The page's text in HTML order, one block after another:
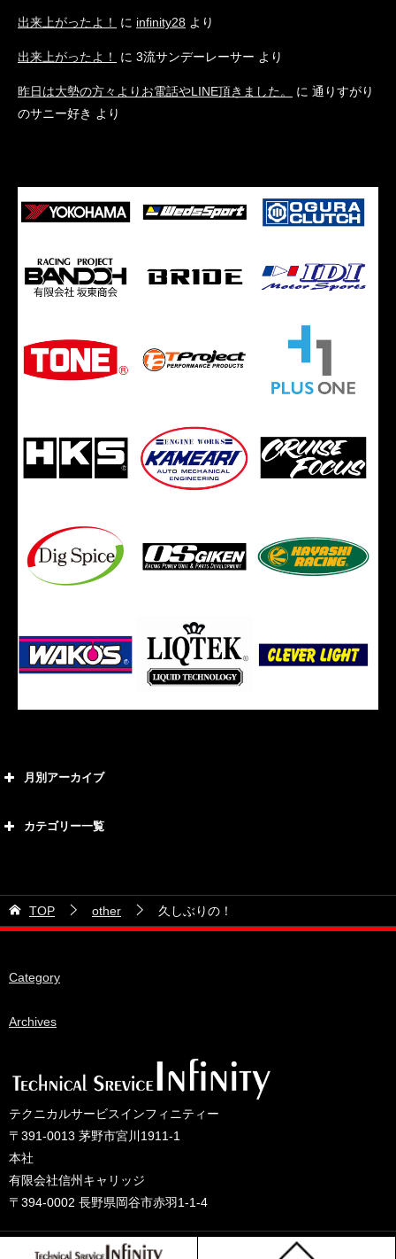
出来上がったよ！ に infinity28 より
出来上がったよ！ に 3流サンデーレーサー より
昨日は大勢の方々よりお電話やLINE頂きました。 に 通りすがり
のサニー好き より
月別アーカイブ
2026年5月
2026年4月
2026年2月
2025年11月
2025年9月
2025年7月
2025年6月
2025年5月
カテゴリー一覧
21号車
28号車
ORC
other
PLUS ONEオイル
TOP other 久しぶりの！
Category
Archives
テクニカルサービスインフィニティー
〒391-0013 茅野市宮川1911-1
本社
有限会社信州キャリッジ
〒394-0002 長野県岡谷市赤羽1-1-4
© 2025 テクニカルサービスインフィニティーのブログ